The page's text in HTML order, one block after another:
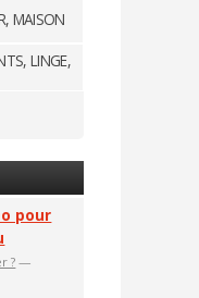
MAISON
LINGE,
pour
?—